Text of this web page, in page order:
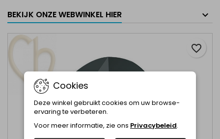
BEKIJK ONZE WEBWINKEL HIER
favorite_border
Cookies
Deze winkel gebruikt cookies om uw browse-
ervaring te verbeteren.
Voor meer informatie, zie ons Privacybeleid.